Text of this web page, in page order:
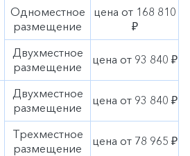
круиза: план маленьких
всё, что участник понял за
в реалистичный план
программа разработана
программе на борту и
с основными
Одноместное
размещение
цена от 168 810
₽
Двухместное
размещение
цена от 93 840 ₽
Двухместное
размещение
цена от 93 840 ₽
Трехместное
размещение
цена от 78 965 ₽